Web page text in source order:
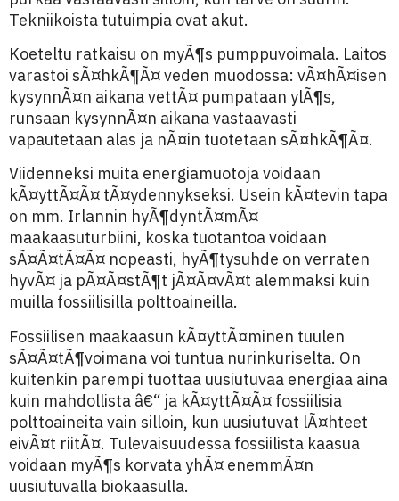
Tekniikoista tutuimpia ovat akut.
Koeteltu ratkaisu on myÃ¶s pumppuvoimala. Laitos
varastoi sÃ¤hkÃ¶Ã¤ veden muodossa: vÃ¤hÃ¤isen
kysynnÃ¤n aikana vettÃ¤ pumpataan ylÃ¶s,
runsaan kysynnÃ¤n aikana vastaavasti
vapautetaan alas ja nÃ¤in tuotetaan sÃ¤hkÃ¶Ã¤.
Viidenneksi muita energiamuotoja voidaan
kÃ¤yttÃ¤Ã¤ tÃ¤ydennykseksi. Usein kÃ¤tevin tapa
on mm. Irlannin hyÃ¶dyntÃ¤mÃ¤
maakaasuturbiini, koska tuotantoa voidaan
sÃ¤Ã¤tÃ¤Ã¤ nopeasti, hyÃ¶tysuhde on verraten
hyvÃ¤ ja pÃ¤Ã¤stÃ¶t jÃ¤Ã¤vÃ¤t alemmaksi kuin
muilla fossiilisilla polttoaineilla.
Fossiilisen maakaasun kÃ¤yttÃ¤minen tuulen
sÃ¤Ã¤tÃ¶voimana voi tuntua nurinkuriselta. On
kuitenkin parempi tuottaa uusiutuvaa energiaa aina
kuin mahdollista â€“ ja kÃ¤yttÃ¤Ã¤ fossiilisia
polttoaineita vain silloin, kun uusiutuvat lÃ¤hteet
eivÃ¤t riitÃ¤. Tulevaisuudessa fossiilista kaasua
voidaan myÃ¶s korvata yhÃ¤ enemmÃ¤n
uusiutuvalla biokaasulla.